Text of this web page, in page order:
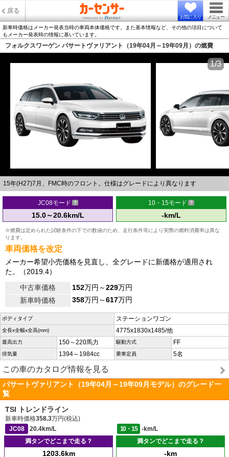
戻る
お気に入り メニュー
新車時価格はメーカー発表当時の車両本体価格です。また基本情報など、その他の項目について
もメーカー発表時の情報に基いています。
フォルクスワーゲン パサートヴァリアント（19年04月～19年09月）の燃費
15年(H27)7月、FMC時のフロント。仕様はグレードにより異なります
1/3
JC08モード
15.0～20.6km/L
10・15モード
-km/L
※燃費は定められた試験条件の下での数値のため、走行条件等により実際の燃料消費率は異な
ります。
車両価格を改定
メーカー希望小売価格を見直し、全グレードに新価格が適用され
た。（2019.4）
中古車価格
152万円～229万円
新車時価格
358万円～617万円
ボディタイプ ステーションワゴン
全長x全幅x全高(mm) 4775x1830x1485/他
最高出力 150～220馬力 駆動方式 FF
排気量 1394～1984cc 乗車定員 5名
この車のカタログ情報を見る
パサートヴァリアント（19年04月～19年09月モデル）のグレード一
覧
TSI トレンドライン
新車時価格358.3万円(税込)
JC08
20.4km/L 10・15
-km/L
満タンでどこまで走る？
1203.6km
満タンでどこまで走る？
-km